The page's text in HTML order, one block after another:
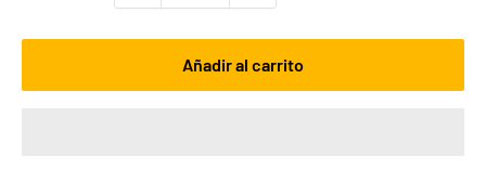
Añadir al carrito